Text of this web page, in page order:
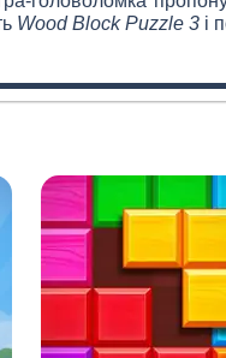
Wood Block Puzzle 3 і